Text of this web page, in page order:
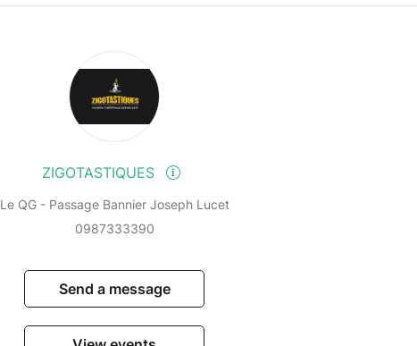
ZIGOTASTIQUES
Le QG - Passage Bannier Joseph Lucet
0987333390
Send a message